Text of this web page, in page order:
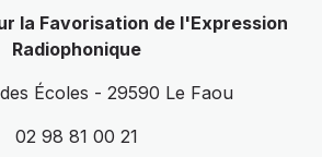
la Favorisation de l'Expression
Radiophonique
Écoles - 29590 Le Faou
02 98 81 00 21